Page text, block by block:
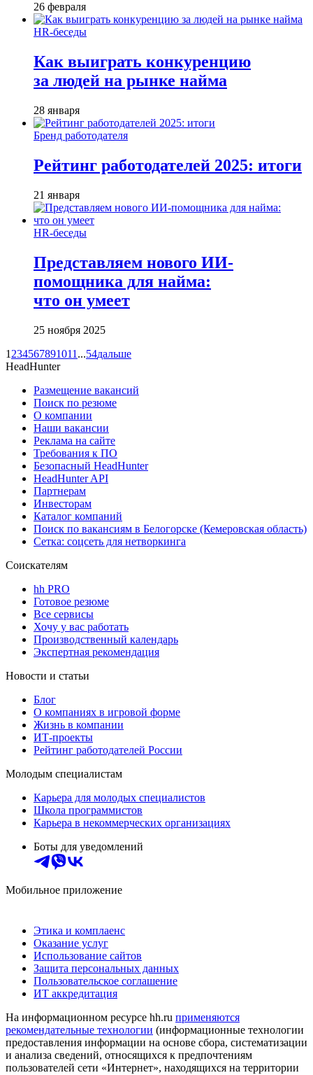
26 февраля
HR-беседы
Как выиграть конкуренцию
за людей на рынке найма
28 января
Бренд работодателя
Рейтинг работодателей 2025: итоги
21 января
HR-беседы
Представляем нового ИИ-
помощника для найма:
что он умеет
25 ноября 2025
1 234567891011 ...54дальше
HeadHunter
Размещение вакансий
Поиск по резюме
О компании
Наши вакансии
Реклама на сайте
Требования к ПО
Безопасный HeadHunter
HeadHunter API
Партнерам
Инвесторам
Каталог компаний
Поиск по вакансиям в Белогорске (Кемеровская область)
Сетка: соцсеть для нетворкинга
Соискателям
hh PRO
Готовое резюме
Все сервисы
Хочу у вас работать
Производственный календарь
Экспертная рекомендация
Новости и статьи
Блог
О компаниях в игровой форме
Жизнь в компании
ИТ-проекты
Рейтинг работодателей России
Молодым специалистам
Карьера для молодых специалистов
Школа программистов
Карьера в некоммерческих организациях
Боты для уведомлений
Мобильное приложение
Этика и комплаенс
Оказание услуг
Использование сайтов
Защита персональных данных
Пользовательское соглашение
ИТ аккредитация
На информационном ресурсе hh.ru применяются
рекомендательные технологии (информационные технологии
предоставления информации на основе сбора, систематизации
и анализа сведений, относящихся к предпочтениям
пользователей сети «Интернет», находящихся на территории